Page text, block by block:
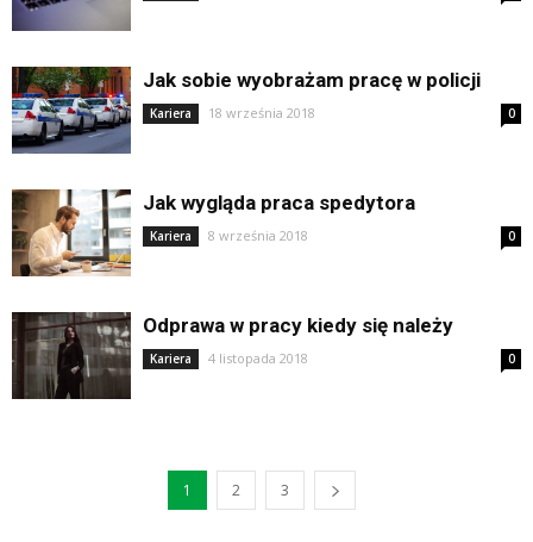
Jak sobie wyobrażam pracę w policji
Kariera 18 września 2018 0
Jak wygląda praca spedytora
Kariera 8 września 2018 0
Odprawa w pracy kiedy się należy
Kariera 4 listopada 2018 0
1 2 3